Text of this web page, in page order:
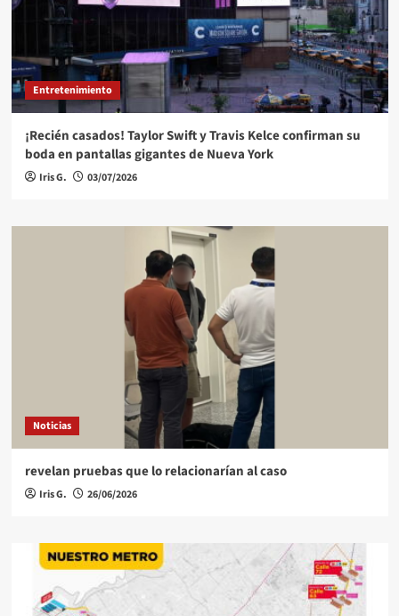
Entretenimiento
¡Recién casados! Taylor Swift y Travis Kelce confirman su
boda en pantallas gigantes de Nueva York
Iris G. 03/07/2026
Noticias
revelan pruebas que lo relacionarían al caso
Iris G. 26/06/2026